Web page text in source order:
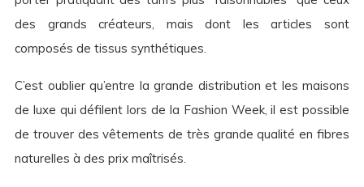
des grands créateurs, mais dont les articles sont
composés de tissus synthétiques.
C’est oublier qu’entre la grande distribution et les maisons
de luxe qui défilent lors de la Fashion Week, il est possible
de trouver des vêtements de très grande qualité en fibres
naturelles à des prix maîtrisés.